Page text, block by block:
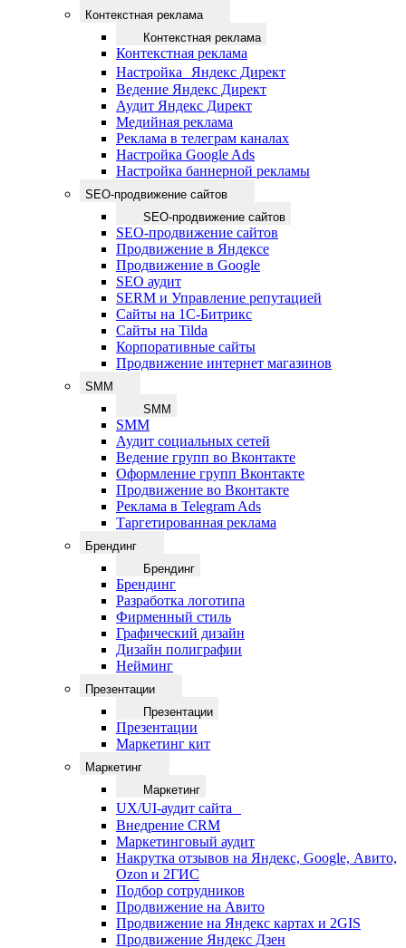
Контекстная реклама
Контекстная реклама
Контекстная реклама
Настройка Яндекс Директ
Ведение Яндекс Директ
Аудит Яндекс Директ
Медийная реклама
Реклама в телеграм каналах
Настройка Google Ads
Настройка баннерной рекламы
SEO-продвижение сайтов
SEO-продвижение сайтов
SEO-продвижение сайтов
Продвижение в Яндексе
Продвижение в Google
SEO аудит
SERM и Управление репутацией
Сайты на 1С-Битрикс
Сайты на Tilda
Корпоративные сайты
Продвижение интернет магазинов
SMM
SMM
SMM
Аудит социальных сетей
Ведение групп во Вконтакте
Оформление групп Вконтакте
Продвижение во Вконтакте
Реклама в Telegram Ads
Таргетированная реклама
Брендинг
Брендинг
Брендинг
Разработка логотипа
Фирменный стиль
Графический дизайн
Дизайн полиграфии
Нейминг
Презентации
Презентации
Презентации
Маркетинг кит
Маркетинг
Маркетинг
UX/UI-аудит сайта
Внедрение CRM
Маркетинговый аудит
Накрутка отзывов на Яндекс, Google, Авито,
Ozon и 2ГИС
Подбор сотрудников
Продвижение на Авито
Продвижение на Яндекс картах и 2GIS
Продвижение Яндекс Дзен